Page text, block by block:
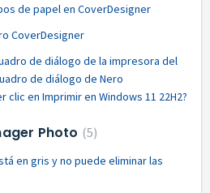
de papel en CoverDesigner
CoverDesigner
de diálogo de la impresora del
de diálogo de Nero
clic en Imprimir en Windows 11 22H2?
Photo 5
en gris y no puede eliminar las